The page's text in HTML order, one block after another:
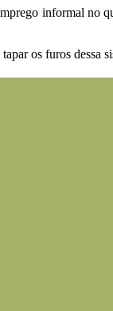
informal
os furos dessa